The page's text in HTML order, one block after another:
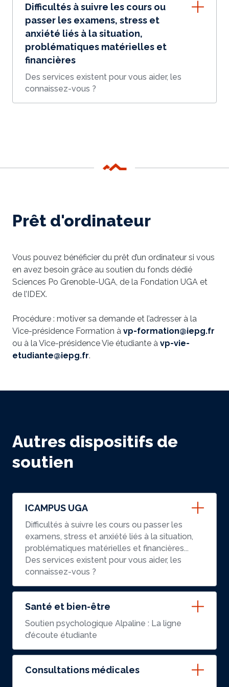
Difficultés à suivre les cours ou
passer les examens, stress et
anxiété liés à la situation,
problématiques matérielles et
financières
Des services existent pour vous aider, les
connaissez-vous ?
Prêt d'ordinateur
Vous pouvez bénéficier du prêt d’un ordinateur si vous
en avez besoin grâce au soutien du fonds dédié
Sciences Po Grenoble-UGA, de la Fondation UGA et
de l’IDEX.
Procédure : motiver sa demande et l’adresser à la
Vice-présidence Formation à vp-formation@iepg.fr
ou à la Vice-présidence Vie étudiante à vp-vie-
etudiante@iepg.fr.
Autres dispositifs de
soutien
ICAMPUS UGA
Difficultés à suivre les cours ou passer les
examens, stress et anxiété liés à la situation,
problématiques matérielles et financières...
Des services existent pour vous aider, les
connaissez-vous ?
Santé et bien-être
Soutien psychologique Alpaline : La ligne
d’écoute étudiante
Consultations médicales